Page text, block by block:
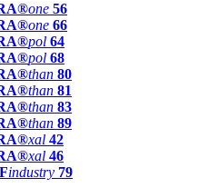
one 56
one 66
pol 64
pol 68
than 80
than 81
than 83
than 89
xal 42
xal 46
industry 79